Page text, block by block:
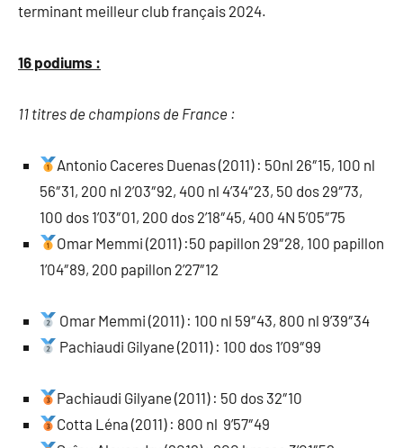
terminant meilleur club français 2024.
16 podiums :
11 titres de champions de France :
Antonio Caceres Duenas (2011) : 50nl 26″15, 100 nl
56″31, 200 nl 2’03″92, 400 nl 4’34″23, 50 dos 29″73,
100 dos 1’03″01, 200 dos 2’18″45, 400 4N 5’05″75
Omar Memmi (2011) :50 papillon 29″28, 100 papillon
1’04″89, 200 papillon 2’27″12
Omar Memmi (2011) : 100 nl 59″43, 800 nl 9’39″34
Pachiaudi Gilyane (2011) : 100 dos 1’09″99
Pachiaudi Gilyane (2011) : 50 dos 32″10
Cotta Léna (2011) : 800 nl 9’57″49